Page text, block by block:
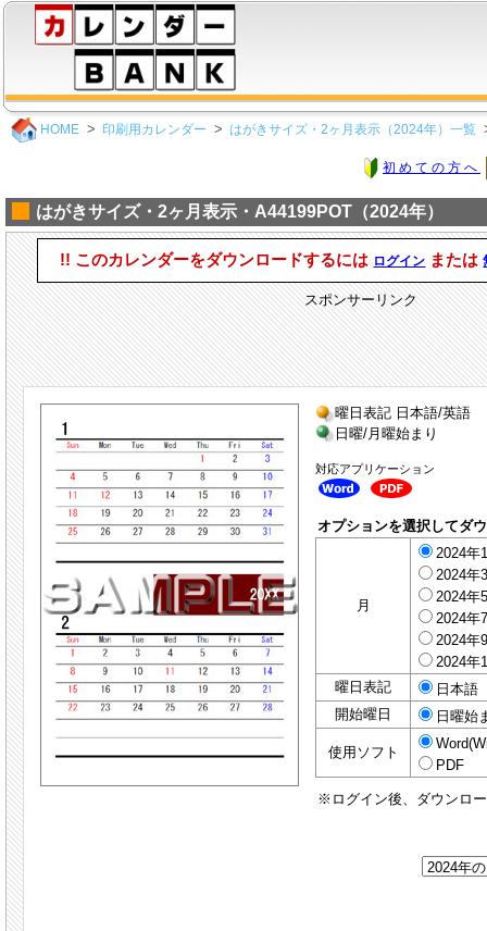
HOME 印刷用カレンダー はがきサイズ・2ヶ月表示（2024年）一覧
初めての方へ
はがきサイズ・2ヶ月表示・A44199POT（2024年）
!! このカレンダーをダウンロードするには ログイン または
スポンサーリンク
曜日表記 日本語/英語
日曜/月曜始まり
対応アプリケーション
オプションを選択してダ
月
2024年
2024年
2024年
2024年
2024年
2024年
曜日表記
日本語
開始曜日
日曜始
使用ソフト
PDF
※ログイン後、ダウンロ